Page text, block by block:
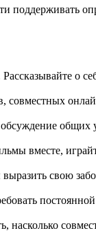
о
совместных
общих
вместе,
свою
насколько